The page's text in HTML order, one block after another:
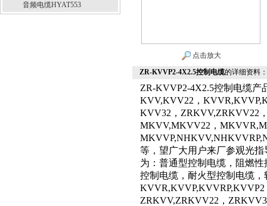
音频电缆HYAT553
点击放大
ZR-KVVP2-4X2.5控制电缆的详细资料：
ZR-KVVP2-4X2.5控制电缆产
KVV,KVV22，
KVV32，ZRKVV,ZRKVV22
MKVV,MKVV22，
等，望广大用户来厂参观光
为：普通型控制电缆，阻燃
控制电缆，耐火型控制电缆
ZRKVV,ZRKVV22，